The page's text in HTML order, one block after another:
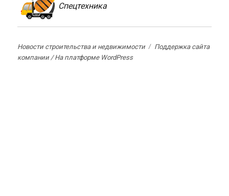
Спецтехника
Новости строительства и недвижимости
Поддержка сайта
компании /На платформе WordPress